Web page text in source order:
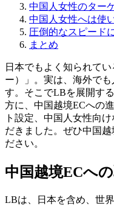
中国人女性のター
中国人女性へは使
圧倒的なスピード
まとめ
日本でもよく知られて
ー）」。実は、海外で
す。そこでLBを展開す
方に、中国越境ECへの
ト設定、中国人女性向
だきました。ぜひ中国
ださい。
中国越境ECへ
LBは、日本を含め、世